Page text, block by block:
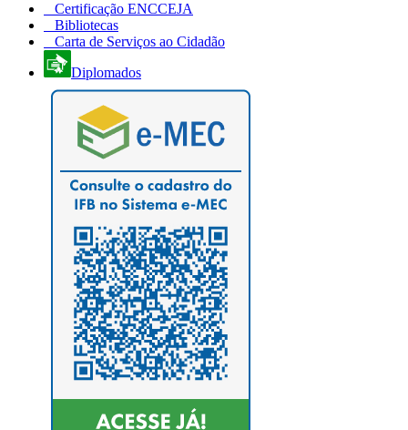
Certificação ENCCEJA
Bibliotecas
Carta de Serviços ao Cidadão
Diplomados